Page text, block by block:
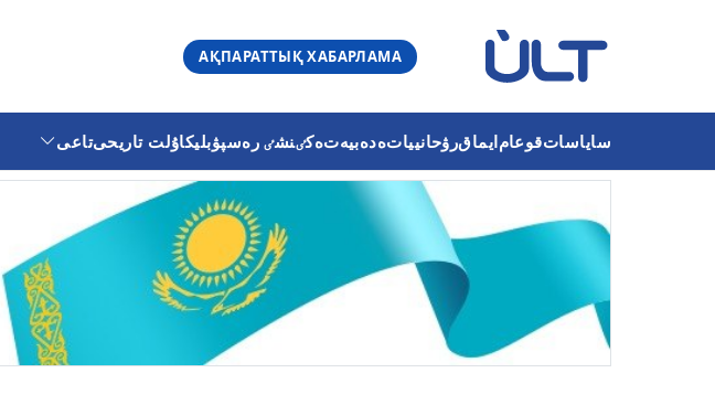
АҚПАРАТТЫҚ ХАБАРЛАМА
ساياساتقوعامايماقرۋحانيياتەدەبيەتەكٸنشٸ رەسپۋبليكاۇلت تاريحىتاعى